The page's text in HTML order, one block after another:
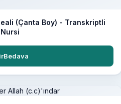
(Çanta Boy) - Transkriptli